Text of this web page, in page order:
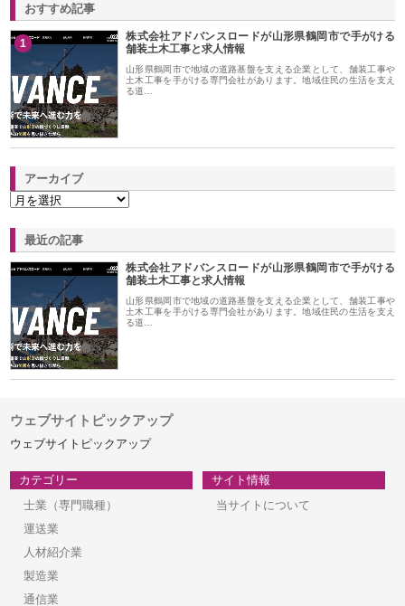
おすすめ記事
1
株式会社アドバンスロードが山形県鶴岡市で手がける
舗装土木工事と求人情報
山形県鶴岡市で地域の道路基盤を支える企業として、舗装工事や
土木工事を手がける専門会社があります。地域住民の生活を支え
る道…
アーカイブ
最近の記事
株式会社アドバンスロードが山形県鶴岡市で手がける
舗装土木工事と求人情報
山形県鶴岡市で地域の道路基盤を支える企業として、舗装工事や
土木工事を手がける専門会社があります。地域住民の生活を支え
る道…
ウェブサイトピックアップ
ウェブサイトピックアップ
カテゴリー
士業（専門職種）
運送業
人材紹介業
製造業
通信業
サイト情報
当サイトについて